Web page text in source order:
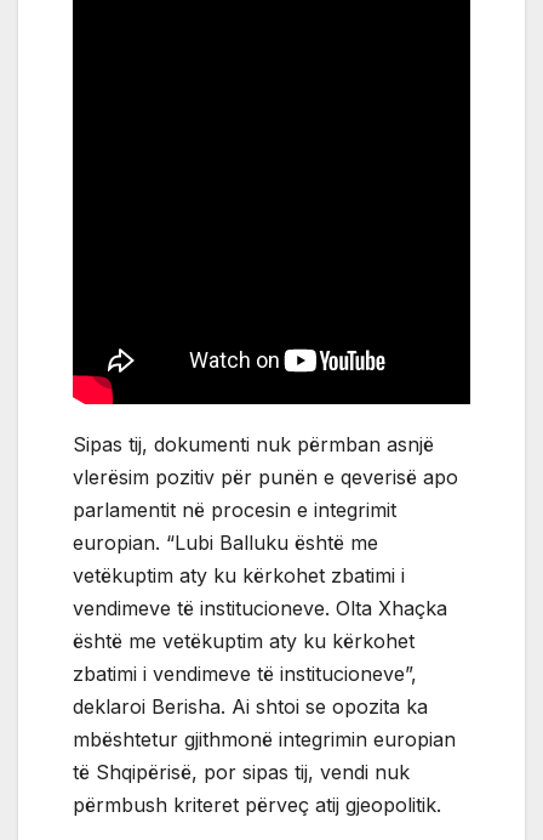
Sipas tij, dokumenti nuk përmban asnjë
vlerësim pozitiv për punën e qeverisë apo
parlamentit në procesin e integrimit
europian. “Lubi Balluku është me
vetëkuptim aty ku kërkohet zbatimi i
vendimeve të institucioneve. Olta Xhaçka
është me vetëkuptim aty ku kërkohet
zbatimi i vendimeve të institucioneve”,
deklaroi Berisha. Ai shtoi se opozita ka
mbështetur gjithmonë integrimin europian
të Shqipërisë, por sipas tij, vendi nuk
përmbush kriteret përveç atij gjeopolitik.